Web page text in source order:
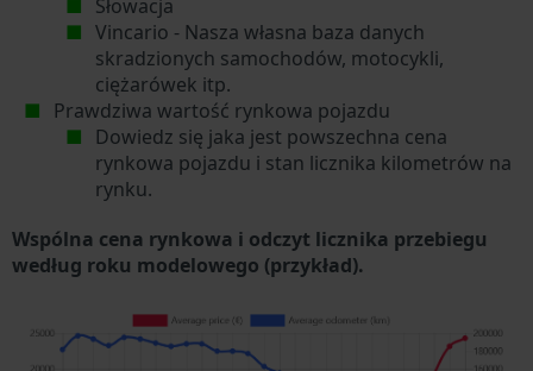
Słowacja
Vincario - Nasza własna baza danych
skradzionych samochodów, motocykli,
ciężarówek itp.
Prawdziwa wartość rynkowa pojazdu
Dowiedz się jaka jest powszechna cena
rynkowa pojazdu i stan licznika kilometrów na
rynku.
Wspólna cena rynkowa i odczyt licznika przebiegu
według roku modelowego (przykład).